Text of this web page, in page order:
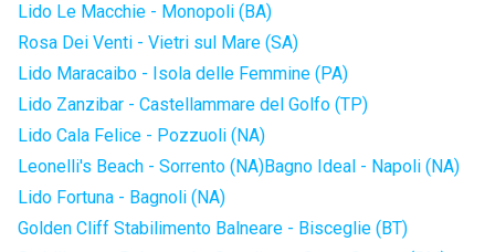
Lido Le Macchie - Monopoli (BA)
Rosa Dei Venti - Vietri sul Mare (SA)
Lido Maracaibo - Isola delle Femmine (PA)
Lido Zanzibar - Castellammare del Golfo (TP)
Lido Cala Felice - Pozzuoli (NA)
Leonelli's Beach - Sorrento (NA)Bagno Ideal - Napoli (NA)
Lido Fortuna - Bagnoli (NA)
Golden Cliff Stabilimento Balneare - Bisceglie (BT)